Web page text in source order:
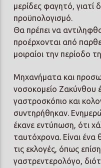
μερίδες φαγητό,
προϋπολογισμό.
Θα πρέπει να
προέρχονται από
μοιραίοι την περίοδο
Μηχανήματα και
νοσοκομείο Ζακύνθου
γαστροσκόπιο και
συντηρήθηκαν.
έκανε εντύπωση, ότι
ταυτόχρονα. Είναι
τις εκλογές, όπως
γαστρεντερολόγο,